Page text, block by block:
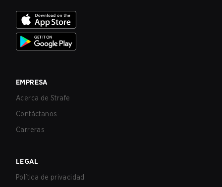
EMPRESA
Acerca de Strafe
Contáctanos
Carreras
LEGAL
Política de privacidad